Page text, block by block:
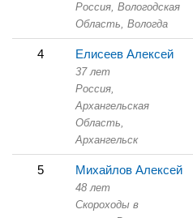
Россия, Вологодская
Область, Вологда
4 Елисеев Алексей
37 лет
Россия,
Архангельская
Область,
Архангельск
5 Михайлов Алексей
48 лет
Скороходы в